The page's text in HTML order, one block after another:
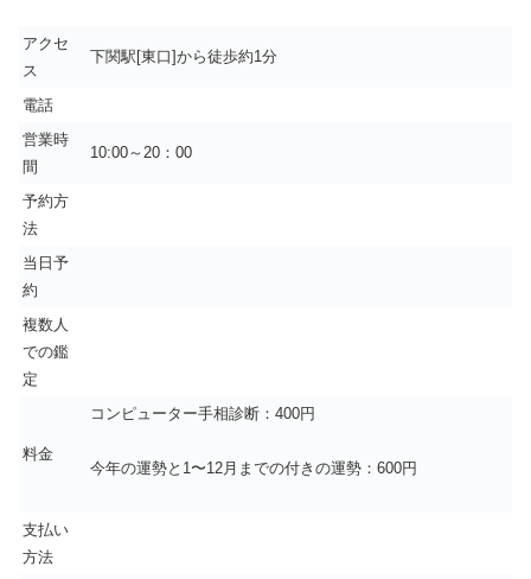
アクセ
ス
下関駅[東口]から徒歩約1分
電話
営業時
間
10:00～20：00
予約方
法
当日予
約
複数人
での鑑
定
料金
コンピューター手相診断：400円
今年の運勢と1〜12月までの付きの運勢：600円
支払い
方法